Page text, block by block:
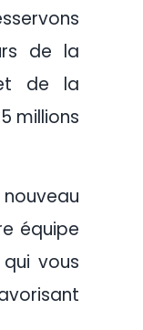
de la
de la
millions
équipe
vous